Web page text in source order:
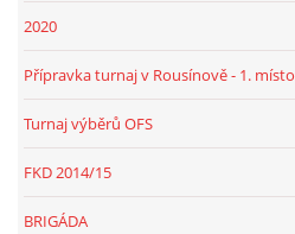
2020
Přípravka turnaj v Rousínově - 1. místo
Turnaj výběrů OFS
FKD 2014/15
BRIGÁDA